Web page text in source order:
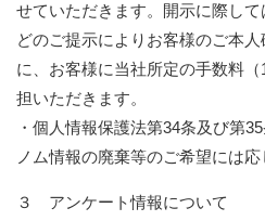
せていただきます。開示に際し
どのご提示によりお客様のご本
に、お客様に当社所定の手数料
担いただきます。
・個人情報保護法第34条及び第
ノム情報の廃棄等のご希望には応
３ アンケート情報について